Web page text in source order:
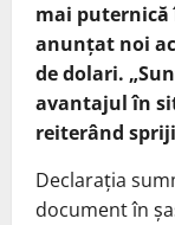
mai puternică
anunţat noi
de dolari.
avantajul în
reiterând
Declaraţia
document în